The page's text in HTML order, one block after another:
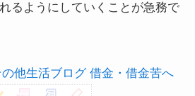
るようにしていくことが急務で